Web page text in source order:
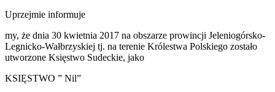
Uprzejmie informuje
my, że dnia 30 kwietnia 2017 na obszarze prowincji Jeleniogórsko-
Legnicko-Wałbrzyskiej tj. na terenie Królestwa Polskiego zostało
utworzone Księstwo Sudeckie, jako
KSIĘSTWO ” Nil”